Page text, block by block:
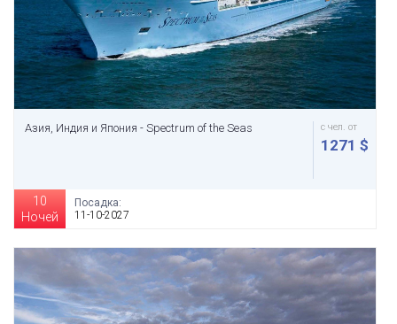
Азия, Индия и Япония - Spectrum of the Seas с чел. от
1271 $
10
Ночей
Посадка:
11-10-2027